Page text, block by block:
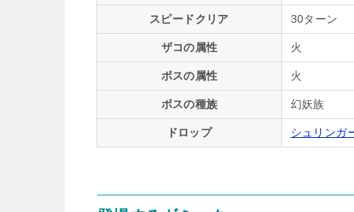
スピードクリア 30ターン
ザコの属性 火
ボスの属性 火
ボスの種族 幻妖族
ドロップ シュリンガ